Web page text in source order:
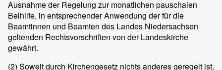
Ausnahme der Regelung zur monatlichen pauschalen
Beihilfe, in entsprechender Anwendung der für die
Beamtinnen und Beamten des Landes Niedersachsen
geltenden Rechtsvorschriften von der Landeskirche
gewährt.
(2) Soweit durch Kirchengesetz nichts anderes geregelt ist,